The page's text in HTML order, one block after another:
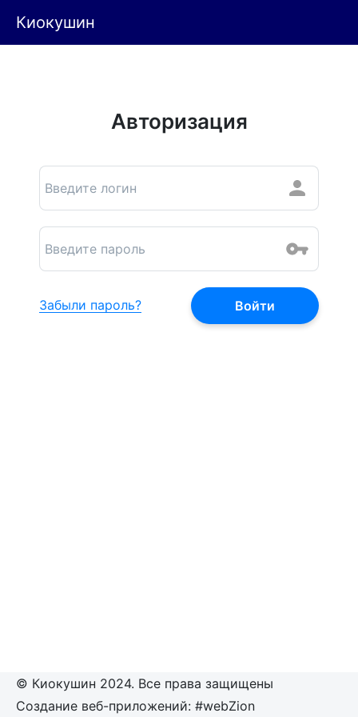
Киокушин
Авторизация
Забыли пароль?
© Киокушин 2024. Все права защищены
Создание веб-приложений: #webZion